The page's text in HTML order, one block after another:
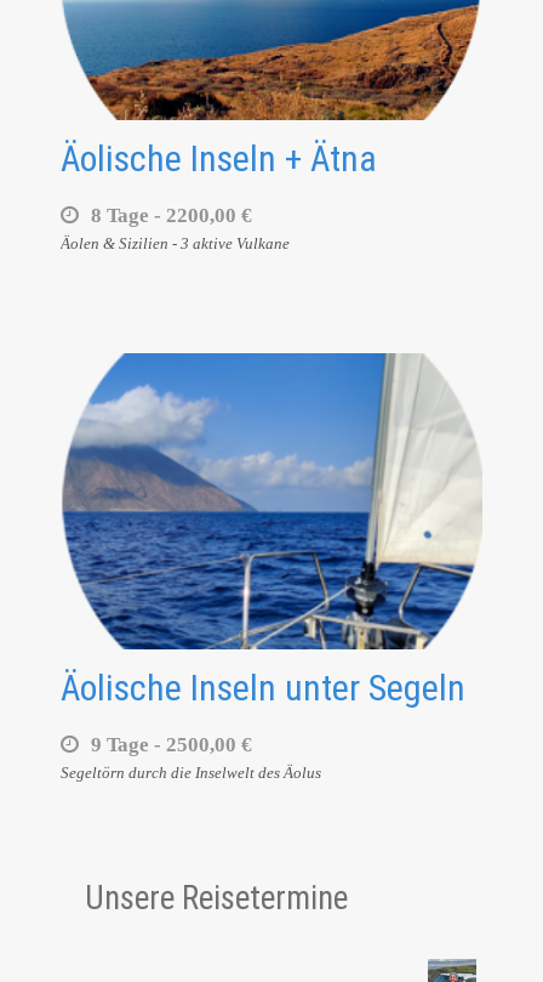
Äolische Inseln + Ätna
8 Tage - 2200,00 €
Äolen & Sizilien - 3 aktive Vulkane
Äolische Inseln unter Segeln
9 Tage - 2500,00 €
Segeltörn durch die Inselwelt des Äolus
Unsere Reisetermine